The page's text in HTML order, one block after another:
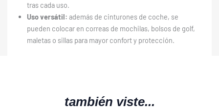
tras cada uso.
Uso versátil: además de cinturones de coche, se
pueden colocar en correas de mochilas, bolsos de golf,
maletas o sillas para mayor confort y protección.
también viste...